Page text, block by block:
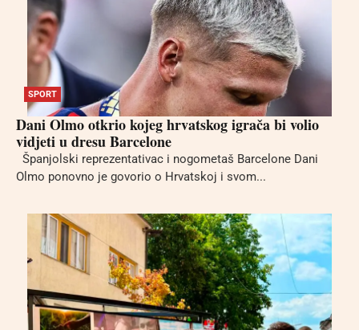
SPORT
Dani Olmo otkrio kojeg hrvatskog igrača bi volio
vidjeti u dresu Barcelone
Španjolski reprezentativac i nogometaš Barcelone Dani
Olmo ponovno je govorio o Hrvatskoj i svom...